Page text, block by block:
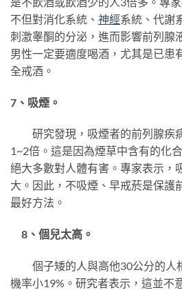
不但對消化系統、 神經系統、代謝
刺激睾酮的分泌，進而影響前列腺
男性一定要適度喝酒，尤其是已患
全戒酒。
7、吸煙。
研究發現，吸煙者的前列腺疾
1~2倍。這是因為煙草中含有的化
絕大多數對人體有害。專家表示，
大。因此，不吸煙、早戒菸是保護
最好方法。
8、個兒太高。
個子矮的人與高他30公分的人
機率小19%。研究者表示，這並不